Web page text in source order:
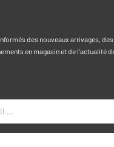
des nouveaux arrivages, des
en magasin et de l’actualité